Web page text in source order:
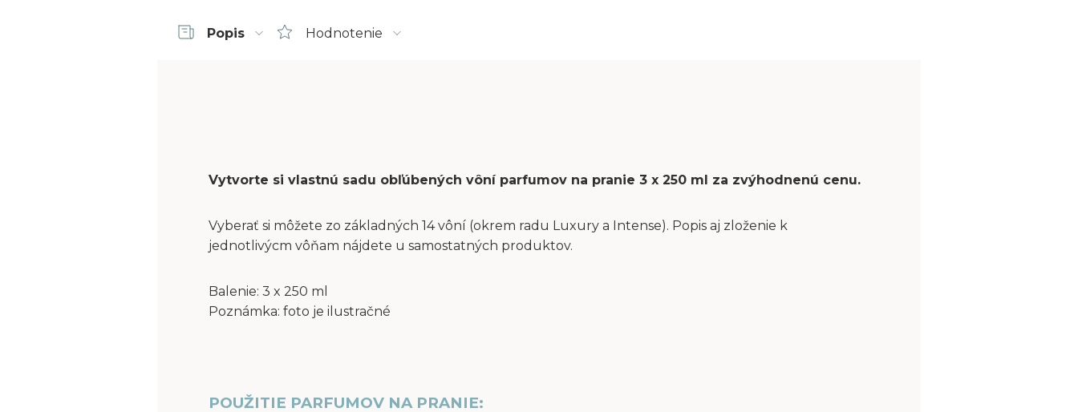
Popis Hodnotenie
Vytvorte si vlastnú sadu obľúbených vôní parfumov na pranie 3 x 250 ml za zvýhodnenú cenu.
Vyberať si môžete zo základných 14 vôní (okrem radu Luxury a Intense). Popis aj zloženie k
jednotlivýcm vôňam nájdete u samostatných produktov.
Balenie: 3 x 250 ml
Poznámka: foto je ilustračné
POUŽITIE PARFUMOV NA PRANIE: